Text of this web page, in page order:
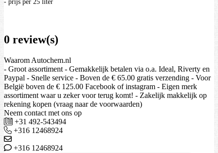
- prijs per 25 liter
0 review(s)
Waarom Autochem.nl
- Groot assortiment - Gemakkelijk betalen via o.a. Ideal, Riverty en
Paypal - Snelle service - Boven de € 65.00 gratis verzending - Voor
België boven de € 125.00 Facebook of instagram - Eigen merk
assortiment waar u zeker voor terug komt! - Zakelijk makkelijk op
rekening kopen (vraag naar de voorwaarden)
Neem contact met ons op
+31 492-543494
+316 12468924
+316 12468924